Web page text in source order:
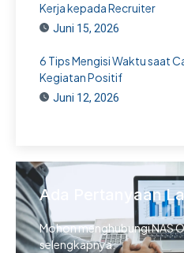
Kerja kepada Recruiter
Juni 15, 2026
6 Tips Mengisi Waktu saat
Kegiatan Positif
Juni 12, 2026
Ada Pertanyaan
Mohon menghubungi NAS
selengkapnya.